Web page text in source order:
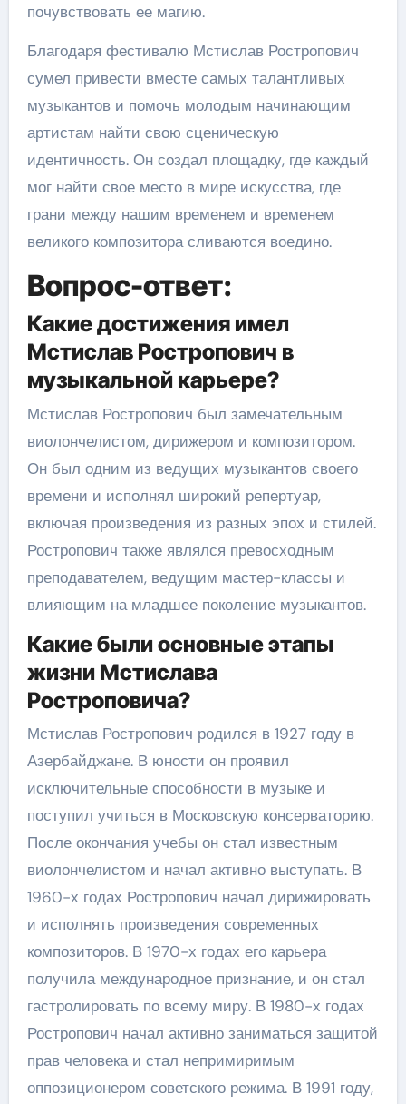
почувствовать ее магию.
Благодаря фестивалю Мстислав Ростропович
сумел привести вместе самых талантливых
музыкантов и помочь молодым начинающим
артистам найти свою сценическую
идентичность. Он создал площадку, где каждый
мог найти свое место в мире искусства, где
грани между нашим временем и временем
великого композитора сливаются воедино.
Вопрос-ответ:
Какие достижения имел
Мстислав Ростропович в
музыкальной карьере?
Мстислав Ростропович был замечательным
виолончелистом, дирижером и композитором.
Он был одним из ведущих музыкантов своего
времени и исполнял широкий репертуар,
включая произведения из разных эпох и стилей.
Ростропович также являлся превосходным
преподавателем, ведущим мастер-классы и
влияющим на младшее поколение музыкантов.
Какие были основные этапы
жизни Мстислава
Ростроповича?
Мстислав Ростропович родился в 1927 году в
Азербайджане. В юности он проявил
исключительные способности в музыке и
поступил учиться в Московскую консерваторию.
После окончания учебы он стал известным
виолончелистом и начал активно выступать. В
1960-х годах Ростропович начал дирижировать
и исполнять произведения современных
композиторов. В 1970-х годах его карьера
получила международное признание, и он стал
гастролировать по всему миру. В 1980-х годах
Ростропович начал активно заниматься защитой
прав человека и стал непримиримым
оппозиционером советского режима. В 1991 году,